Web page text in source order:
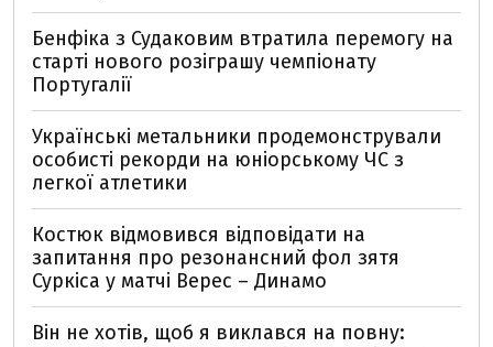
Бенфіка з Судаковим втратила перемогу на
старті нового розіграшу чемпіонату
Португалії
Українські метальники продемонстрували
особисті рекорди на юніорському ЧС з
легкої атлетики
Костюк відмовився відповідати на
запитання про резонансний фол зятя
Суркіса у матчі Верес – Динамо
Він не хотів, щоб я виклався на повну: